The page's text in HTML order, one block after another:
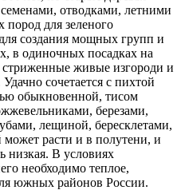
отводками, летними
для зеленого
создания мощных групп и
в одиночных посадках на
стриженные живые изгороди и
сочетается с пихтой
обыкновенной, тисом
березами,
лещиной, бересклетами,
может расти и в полутени, и
низкая. В условиях
необходимо теплое,
южных районов России.